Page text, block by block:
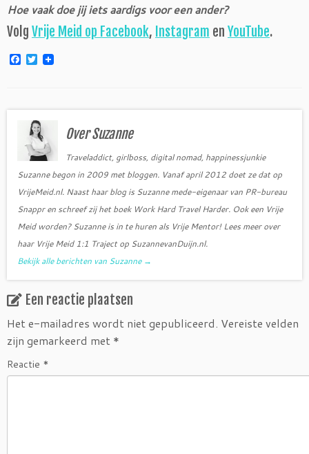
Hoe vaak doe jij iets aardigs voor een ander?
Volg Vrije Meid op Facebook, Instagram en YouTube.
F
o
T
w
e
r
Over Suzanne
Traveladdict, girlboss, digital nomad, happinessjunkie
Suzanne begon in 2009 met bloggen. Vanaf april 2012 doet ze dat op
VrijeMeid.nl. Naast haar blog is Suzanne mede-eigenaar van PR-bureau
Snappr en schreef zij het boek Work Hard Travel Harder. Ook een Vrije
Meid worden? Suzanne is in te huren als Vrije Mentor! Lees meer over
haar Vrije Meid 1:1 Traject op SuzannevanDuijn.nl.
Bekijk alle berichten van Suzanne →
Een reactie plaatsen
Het e-mailadres wordt niet gepubliceerd. Vereiste velden
zijn gemarkeerd met *
Reactie *